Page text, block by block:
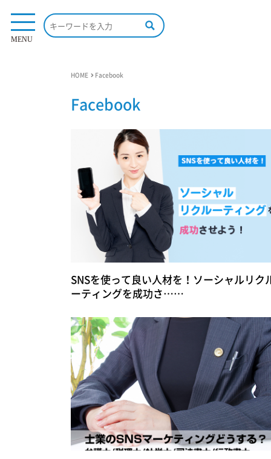
MENU
HOME Facebook
Facebook
SNSを使って良い人材を！ソーシャルリク
ーティングを成功さ……